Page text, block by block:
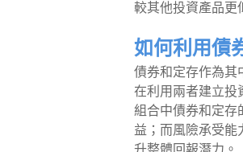
較其他投資產品更
如何利用債
債券和定存作為其
在利用兩者建立投
組合中債券和定存
益；而風險承受能
升整體回報潛力。